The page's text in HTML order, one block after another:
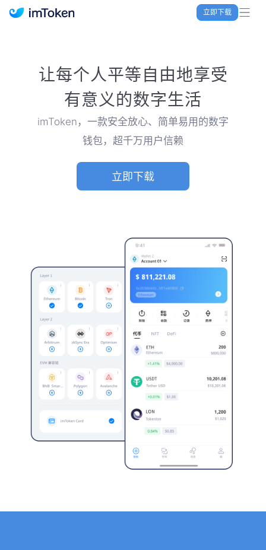
立即下载
imToken 官网｜联合TRX空投大礼包
让每个人平等自由地享受
有意义的数字生活
imToken，一款安全放心、简单易用的数字
钱包，超千万用户信赖
立即下载